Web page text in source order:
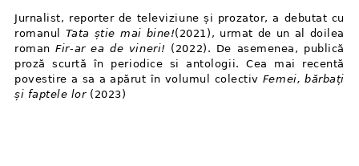
Jurnalist, reporter de televiziune și prozator, a debutat cu
romanul Tata știe mai bine!(2021), urmat de un al doilea
romanFir⁠-⁠ar ea de vineri! (2022). De asemenea, publică
proză scurtă în periodice si antologii. Cea mai recentă
povestire a sa a apărut în volumul colectiv Femei, bărbați
și faptele lor(2023)